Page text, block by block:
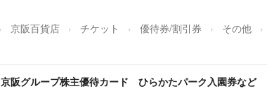
京阪百貨店 チケット 優待券/割引券 その他
京阪グループ株主優待カード ひらかたパーク入園券など